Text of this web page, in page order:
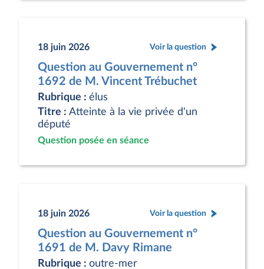
18 juin 2026 Voir la question
Question au Gouvernement n°
1692 de M. Vincent Trébuchet
Rubrique : élus
Titre : Atteinte à la vie privée d'un
député
Question posée en séance
18 juin 2026 Voir la question
Question au Gouvernement n°
1691 de M. Davy Rimane
Rubrique : outre-mer